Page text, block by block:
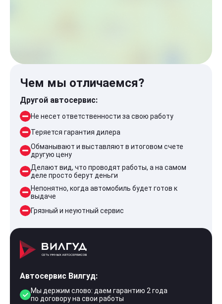
Чем мы отличаемся?
Другой автосервис:
Не несет ответственности за свою работу
Теряется гарантия дилера
Обманывают и выставляют в итоговом счете
другую цену
Делают вид, что проводят работы, а на самом
деле просто берут деньги
Непонятно, когда автомобиль будет готов к
выдаче
Грязный и неуютный сервис
Автосервис Вилгуд:
Мы держим слово: даем гарантию 2 года
по договору на свои работы